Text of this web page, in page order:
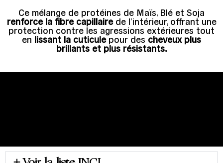
Ce mélange de protéines de Maïs, Blé et Soja
renforce la fibre capillairede l’intérieur, offrant une
protection contre les agressions extérieures tout
en lissant la cuticulepour des cheveux plus
brillants et plus résistants.